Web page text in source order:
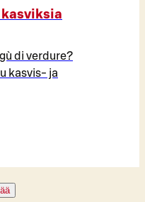
di verdure?
kasvis- ja